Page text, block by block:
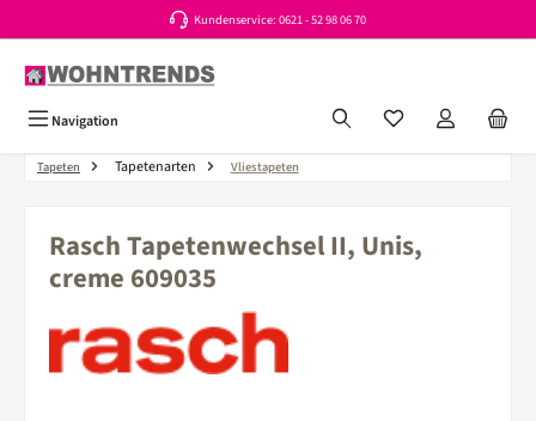
Kundenservice: 0621 - 52 98 06 70
Navigation Du hast 0 Produkte
Tapeten Tapetenarten Vliestapeten
Rasch Tapetenwechsel II, Unis,
creme 609035